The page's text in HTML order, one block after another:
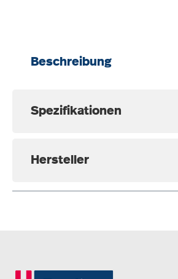
Beschreibung
Spezifikationen
Hersteller